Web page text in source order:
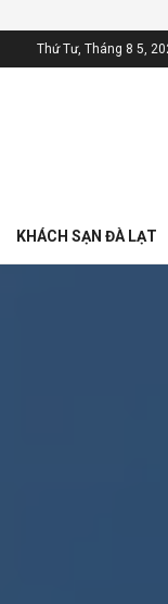
Thứ Tư, Tháng 8 5,
KHÁCH SẠN ĐÀ LẠT